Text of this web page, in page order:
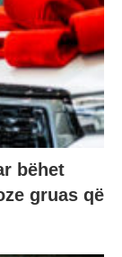
bëhet
gruas që